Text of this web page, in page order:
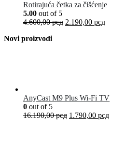
Rotirajuća četka za čišćenje
5.00 out of 5
4.600,00рсд 2.190,00 рсд
Novi proizvodi
AnyCast M9 Plus Wi-Fi TV
0 out of 5
16.190,00рсд 1.790,00 рсд